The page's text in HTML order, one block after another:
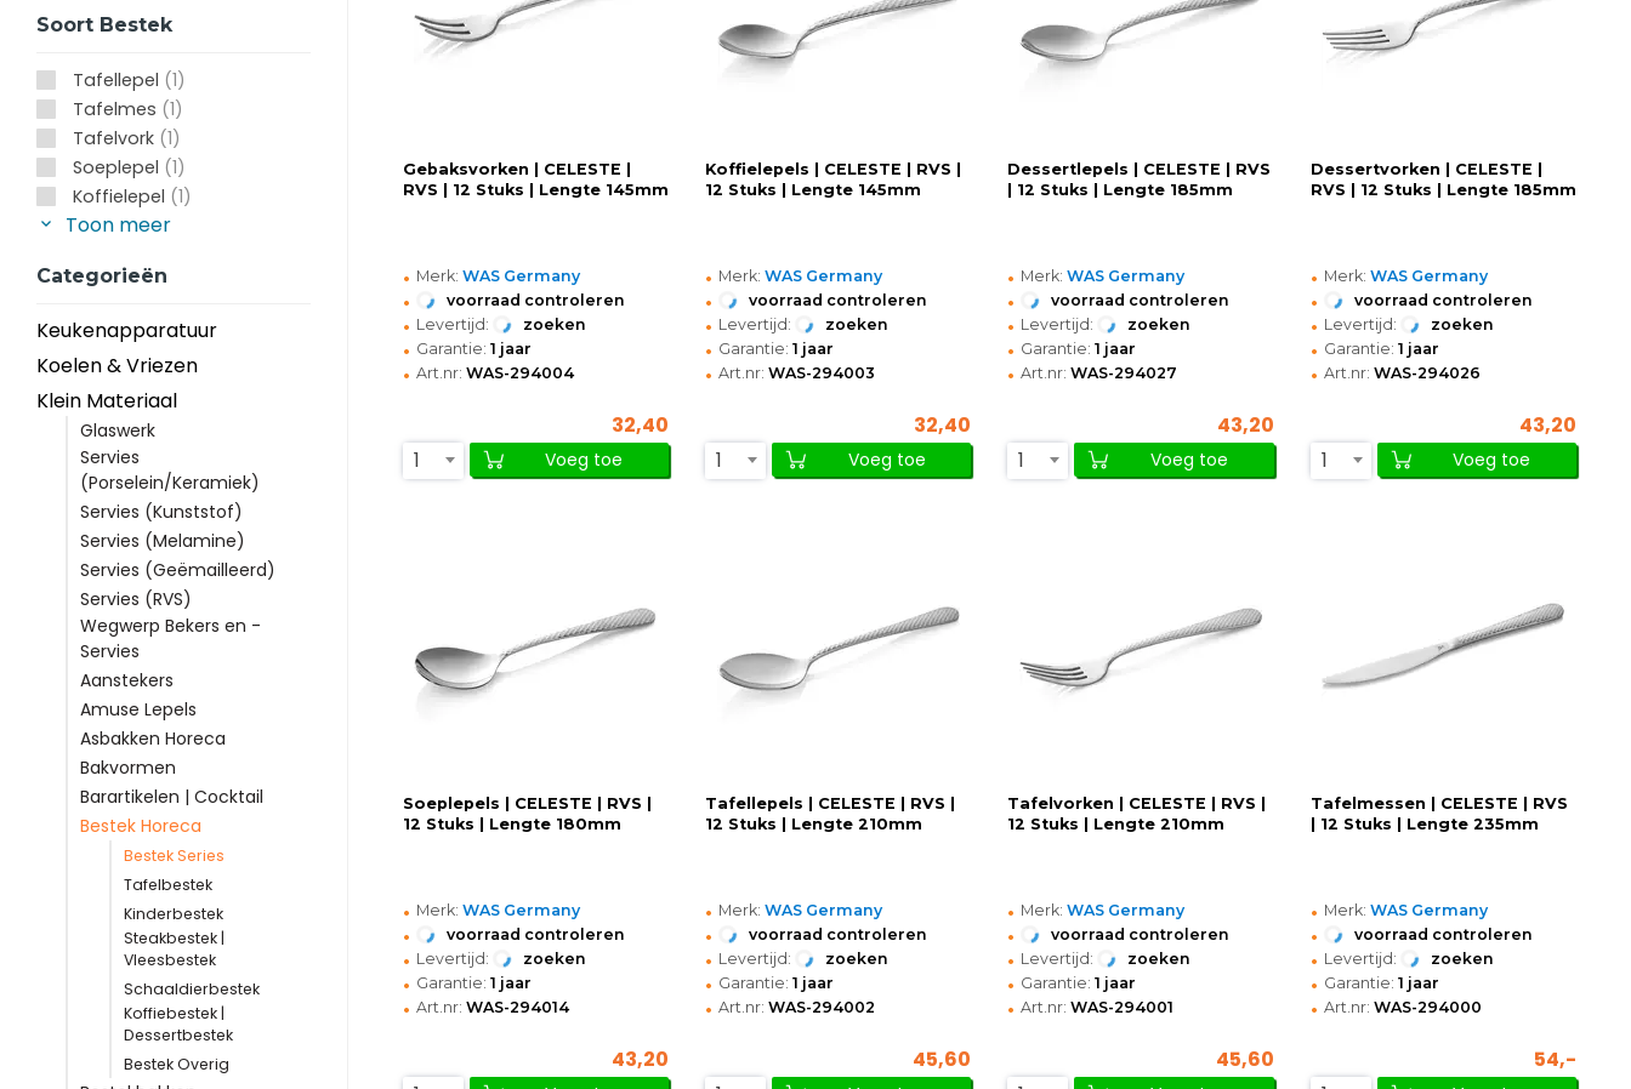
Soort Bestek
Tafellepel (1)
Tafelmes (1)
Tafelvork (1)
Soeplepel (1)
Koffielepel (1)
Toon meer
Categorieën
Keukenapparatuur
Koelen & Vriezen
Klein Materiaal
Glaswerk
Servies
(Porselein/Keramiek)
Servies (Kunststof)
Servies (Melamine)
Servies (Geëmailleerd)
Servies (RVS)
Wegwerp Bekers en -
Servies
Aanstekers
Amuse Lepels
Asbakken Horeca
Bakvormen
Barartikelen | Cocktail
Bestek Horeca
Bestek Series
Tafelbestek
Kinderbestek
Steakbestek |
Vleesbestek
Schaaldierbestek
Koffiebestek |
Dessertbestek
Bestek Overig
Gebaksvorken | CELESTE |
RVS | 12 Stuks | Lengte 145mm
• Merk: WAS Germany
• voorraad controleren
• Levertijd: zoeken
• Garantie: 1 jaar
• Art.nr: WAS-294004
32,40
1
Voeg toe
Koffielepels | CELESTE | RVS |
12 Stuks | Lengte 145mm
• Merk: WAS Germany
• voorraad controleren
• Levertijd: zoeken
• Garantie: 1 jaar
• Art.nr: WAS-294003
32,40
1
Voeg toe
Dessertlepels | CELESTE | RVS
| 12 Stuks | Lengte 185mm
• Merk: WAS Germany
• voorraad controleren
• Levertijd: zoeken
• Garantie: 1 jaar
• Art.nr: WAS-294027
43,20
1
Voeg toe
Dessertvorken | CELESTE |
RVS | 12 Stuks | Lengte 185mm
• Merk: WAS Germany
• voorraad controleren
• Levertijd: zoeken
• Garantie: 1 jaar
• Art.nr: WAS-294026
43,20
1
Voeg toe
Soeplepels | CELESTE | RVS |
12 Stuks | Lengte 180mm
• Merk: WAS Germany
• voorraad controleren
• Levertijd: zoeken
• Garantie: 1 jaar
• Art.nr: WAS-294014
43,20
Tafellepels | CELESTE | RVS |
12 Stuks | Lengte 210mm
• Merk: WAS Germany
• voorraad controleren
• Levertijd: zoeken
• Garantie: 1 jaar
• Art.nr: WAS-294002
45,60
Tafelvorken | CELESTE | RVS |
12 Stuks | Lengte 210mm
• Merk: WAS Germany
• voorraad controleren
• Levertijd: zoeken
• Garantie: 1 jaar
• Art.nr: WAS-294001
45,60
Tafelmessen | CELESTE | RVS
| 12 Stuks | Lengte 235mm
• Merk: WAS Germany
• voorraad controleren
• Levertijd: zoeken
• Garantie: 1 jaar
• Art.nr: WAS-294000
54,-